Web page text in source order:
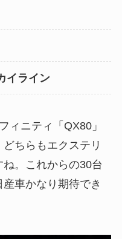
イライン
ィニティ「QX80」
ちらもエクステリ
。これからの30台
車かなり期待でき